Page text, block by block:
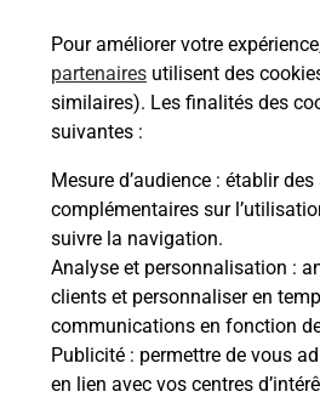
Pour améliorer votre
partenaires utilisent des
similaires). Les finalités des
suivantes :
Mesure d’audience : établir
complémentaires sur
suivre la navigation.
Analyse et personnalisation :
clients et personnaliser en
communications en fonction
Publicité : permettre de vous
en lien avec vos centres
En savoir plus
Recherchez un autre
Questions
Quel réseau utilise La